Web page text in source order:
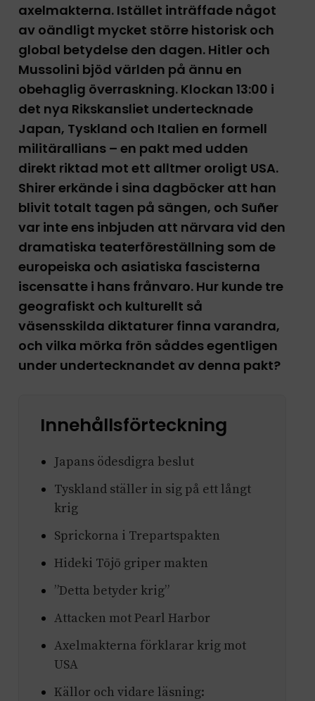
axelmakterna. Istället inträffade något
av oändligt mycket större historisk och
global betydelse den dagen. Hitler och
Mussolini bjöd världen på ännu en
obehaglig överraskning. Klockan 13:00 i
det nya Rikskansliet undertecknade
Japan, Tyskland och Italien en formell
militärallians – en pakt med udden
direkt riktad mot ett alltmer oroligt USA.
Shirer erkände i sina dagböcker att han
blivit totalt tagen på sängen, och Suñer
var inte ens inbjuden att närvara vid den
dramatiska teaterföreställning som de
europeiska och asiatiska fascisterna
iscensatte i hans frånvaro. Hur kunde tre
geografiskt och kulturellt så
väsensskilda diktaturer finna varandra,
och vilka mörka frön såddes egentligen
under undertecknandet av denna pakt?
Innehållsförteckning
Japans ödesdigra beslut
Tyskland ställer in sig på ett långt
krig
Sprickorna i Trepartspakten
Hideki Tōjō griper makten
”Detta betyder krig”
Attacken mot Pearl Harbor
Axelmakterna förklarar krig mot
USA
Källor och vidare läsning: